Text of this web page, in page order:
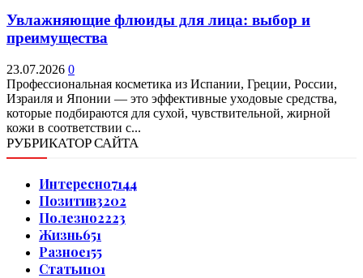
Увлажняющие флюиды для лица: выбор и
преимущества
23.07.2026 0
Профессиональная косметика из Испании, Греции, России,
Израиля и Японии — это эффективные уходовые средства,
которые подбираются для сухой, чувствительной, жирной
кожи в соответствии с...
РУБРИКАТОР САЙТА
Интересно7144
Позитив3202
Полезно2223
Жизнь651
Разное155
Статьи101